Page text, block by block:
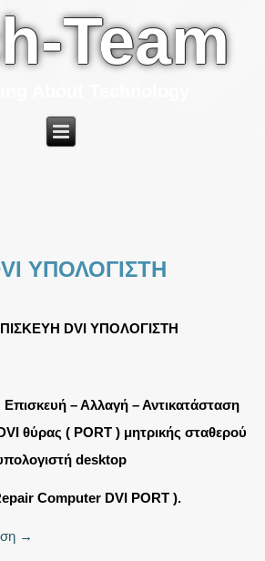
Team
ΥΠΟΛΟΓΙΣΤΗ
DVI ΥΠΟΛΟΓΙΣΤΗ
Επισκευή – Αλλαγή – Αντικατάσταση
θύρας ( PORT ) μητρικής σταθερού
desktop
Computer DVI PORT ).
→